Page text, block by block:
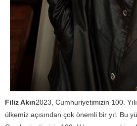
Filiz Akın2023, Cumhuriyetimizin 100.
ülkemiz açısından çok önemli bir yıl. Bu